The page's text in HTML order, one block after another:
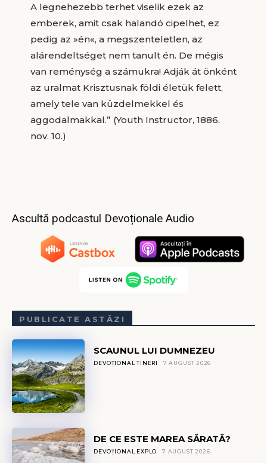
A legnehezebb terhet viselik ezek az
emberek, amit csak halandó cipelhet, ez
pedig az »én«, a megszenteletlen, az
alárendeltséget nem tanult én. De mégis
van reménység a számukra! Adják át önként
az uralmat Krisztusnak földi életük felett,
amely tele van küzdelmekkel és
aggodalmakkal.” (Youth Instructor, 1886.
nov. 10.)
Ascultă podcastul Devoționale Audio
PUBLICATE ASTĂZI
SCAUNUL LUI DUMNEZEU
DEVOȚIONAL TINERI 7 AUGUST 2026
DE CE ESTE MAREA SĂRATĂ?
DEVOȚIONAL EXPLO 7 AUGUST 2026